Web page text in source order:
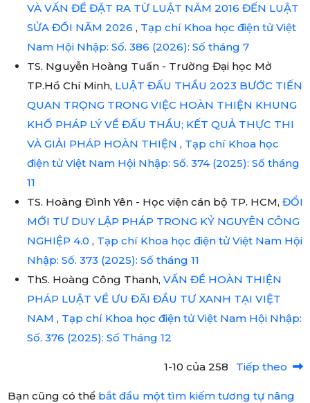
VÀ VẤN ĐỀ ĐẶT RA TỪ LUẬT NĂM 2016 ĐẾN LUẬT
SỬA ĐỔI NĂM 2026 , Tạp chí Khoa học điện tử Việt
Nam Hội Nhập: Số. 386 (2026): Số tháng 7
TS. Nguyễn Hoàng Tuấn - Trường Đại học Mở
TP.Hồ Chí Minh, LUẬT ĐẤU THẦU 2023 BƯỚC TIẾN
QUAN TRỌNG TRONG VIỆC HOÀN THIỆN KHUNG
KHỔ PHÁP LÝ VỀ ĐẤU THẦU; KẾT QUẢ THỰC THI
VÀ GIẢI PHÁP HOÀN THIỆN , Tạp chí Khoa học
điện tử Việt Nam Hội Nhập: Số. 374 (2025): Số tháng
11
TS. Hoàng Đình Yên - Học viện cán bộ TP. HCM, ĐỔI
MỚI TƯ DUY LẬP PHÁP TRONG KỶ NGUYÊN CÔNG
NGHIỆP 4.0 , Tạp chí Khoa học điện tử Việt Nam Hội
Nhập: Số. 373 (2025): Số tháng 11
ThS. Hoàng Công Thanh, VẤN ĐỀ HOÀN THIỆN
PHÁP LUẬT VỀ ƯU ĐÃI ĐẦU TƯ XANH TẠI VIỆT
NAM , Tạp chí Khoa học điện tử Việt Nam Hội Nhập:
Số. 376 (2025): Số Tháng 12
1-10 của 258 Tiếp theo
Bạn cũng có thể bắt đầu một tìm kiếm tương tự nâng